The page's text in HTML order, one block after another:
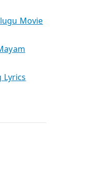
Movie
Lyrics